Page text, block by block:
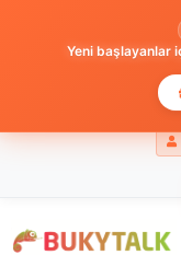
Yeni başlayanlar